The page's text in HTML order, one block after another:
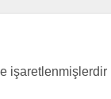
işaretlenmişlerdir